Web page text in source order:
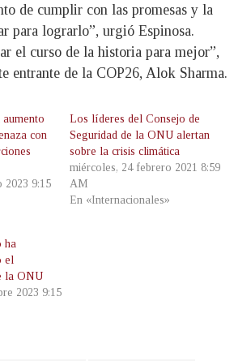
de cumplir con las promesas y la
para lograrlo”, urgió Espinosa.
el curso de la historia para mejor”,
entrante de la COP26, Alok Sharma.
con
2023 9:15
Los líderes del Consejo de
Seguridad de la ONU alertan
sobre la crisis climática
miércoles, 24 febrero 2021 8:59
AM
En «Internacionales»
ha
el
la ONU
2023 9:15